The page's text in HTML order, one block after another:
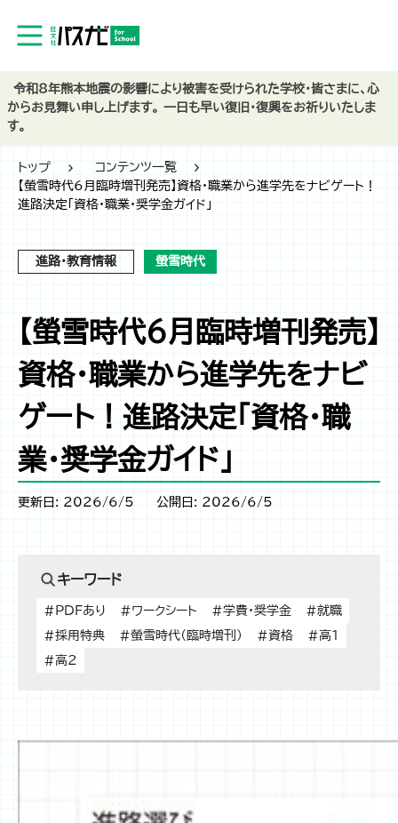
トップ
コンテンツ一覧
【螢雪時代6月臨時増刊発売】資格・職業から進学先をナビゲート！
進路決定「資格・職業・奨学金ガイド」
進路・教育情報 螢雪時代
【螢雪時代6月臨時増刊発売】
資格・職業から進学先をナビ
ゲート！進路決定「資格・職
業・奨学金ガイド」
更新日: 2026/6/5 公開日: 2026/6/5
キーワード
#PDFあり #ワークシート #学費・奨学金
#就職
#採用特典
#螢雪時代（臨時増刊） #資格
#高1
#高2
令和8年熊本地震の影響により被害を受けられた学校・皆さまに、心
からお見舞い申し上げます。 一日も早い復旧・復興をお祈りいたしま
す。